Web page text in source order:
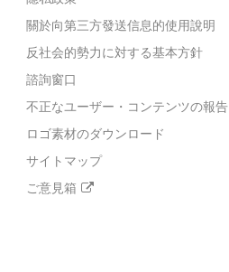
關於向第三方發送信息的使用說明
反社会的勢力に対する基本方針
諮詢窗口
不正なユーザー・コンテンツの報告
ロゴ素材のダウンロード
サイトマップ
ご意見箱